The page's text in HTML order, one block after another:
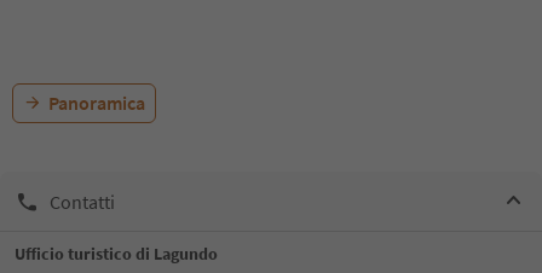
Panoramica
Contatti
Ufficio turistico di Lagundo